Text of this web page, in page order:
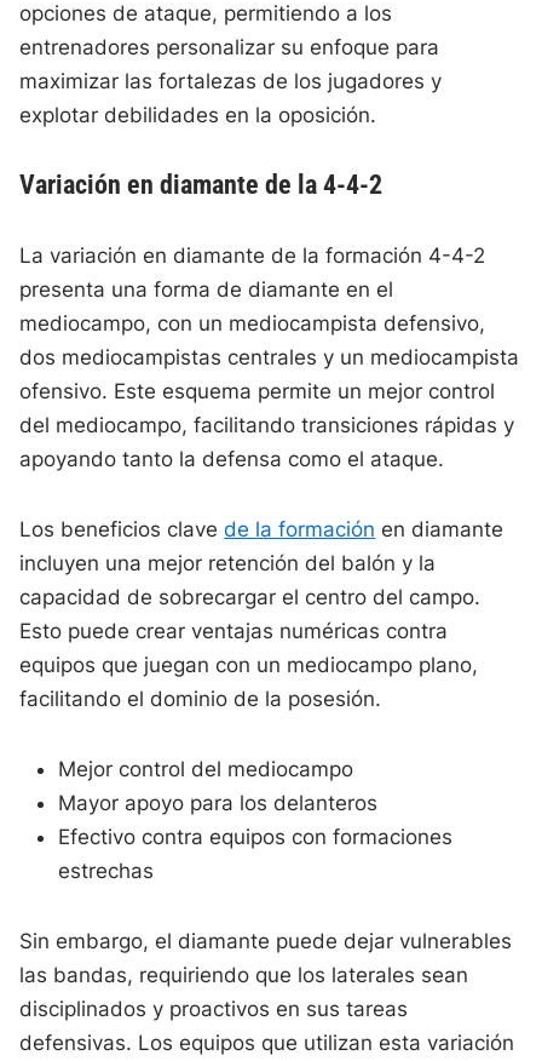
opciones de ataque, permitiendo a los
entrenadores personalizar su enfoque para
maximizar las fortalezas de los jugadores y
explotar debilidades en la oposición.
Variación en diamante de la 4-4-2
La variación en diamante de la formación 4-4-2
presenta una forma de diamante en el
mediocampo, con un mediocampista defensivo,
dos mediocampistas centrales y un mediocampista
ofensivo. Este esquema permite un mejor control
del mediocampo, facilitando transiciones rápidas y
apoyando tanto la defensa como el ataque.
Los beneficios clavede la formación en diamante
incluyen una mejor retención del balón y la
capacidad de sobrecargar el centro del campo.
Esto puede crear ventajas numéricas contra
equipos que juegan con un mediocampo plano,
facilitando el dominio de la posesión.
Mejor control del mediocampo
Mayor apoyo para los delanteros
Efectivo contra equipos con formaciones
estrechas
Sin embargo, el diamante puede dejar vulnerables
las bandas, requiriendo que los laterales sean
disciplinados y proactivos en sus tareas
defensivas. Los equipos que utilizan esta variación